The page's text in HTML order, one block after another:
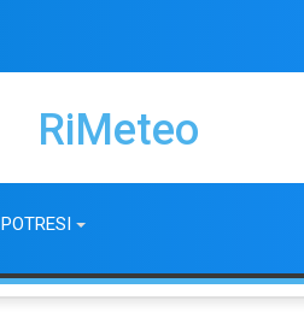
RiMeteo
POTRESI